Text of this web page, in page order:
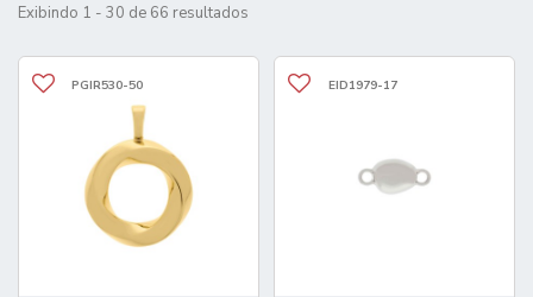
Exibindo 1 - 30 de 66 resultados
PGIR530-50 EID1979-17